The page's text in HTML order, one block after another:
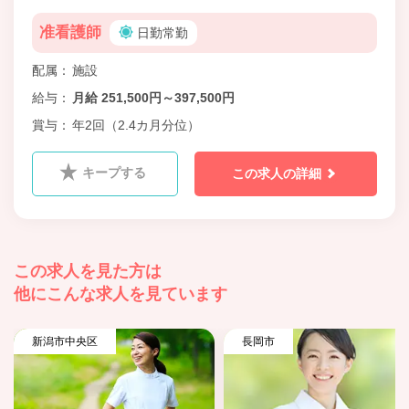
准看護師 日勤常勤
配属
施設
給与
月給 251,500円～397,500円
賞与
年2回（2.4カ月分位）
キープする この求人の詳細
この求人を見た方は
他にこんな求人を見ています
新潟市中央区 長岡市